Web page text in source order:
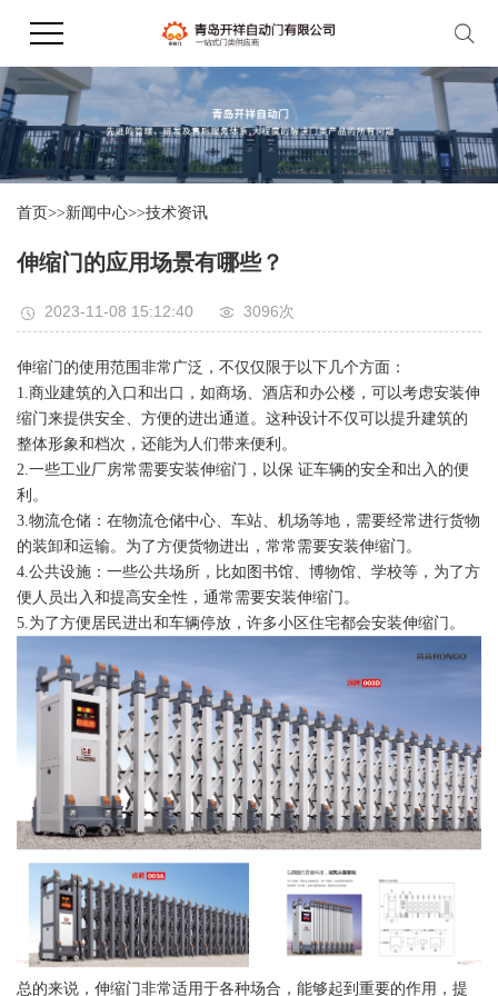
首页>>新闻中心>>技术资讯
伸缩门的应用场景有哪些？
2023-11-08 15:12:40 3096次
伸缩门的使用范围非常广泛，不仅仅限于以下几个方面：
1.商业建筑的入口和出口，如商场、酒店和办公楼，可以考虑安装伸
缩门来提供安全、方便的进出通道。这种设计不仅可以提升建筑的
整体形象和档次，还能为人们带来便利。
2.一些工业厂房常需要安装伸缩门，以保 证车辆的安全和出入的便
利。
3.物流仓储：在物流仓储中心、车站、机场等地，需要经常进行货物
的装卸和运输。为了方便货物进出，常常需要安装伸缩门。
4.公共设施：一些公共场所，比如图书馆、博物馆、学校等，为了方
便人员出入和提高安全性，通常需要安装伸缩门。
5.为了方便居民进出和车辆停放，许多小区住宅都会安装伸缩门。
总的来说，伸缩门非常适用于各种场合，能够起到重要的作用，提